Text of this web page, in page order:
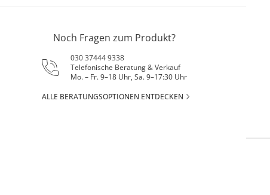
Noch Fragen zum Produkt?
030 37444 9338
Telefonische Beratung & Verkauf
Mo. – Fr. 9–18 Uhr, Sa. 9–17:30 Uhr
ALLE BERATUNGSOPTIONEN ENTDECKEN